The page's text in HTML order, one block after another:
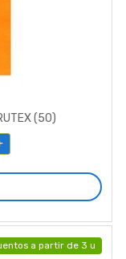
(50)
a partir de 3 u